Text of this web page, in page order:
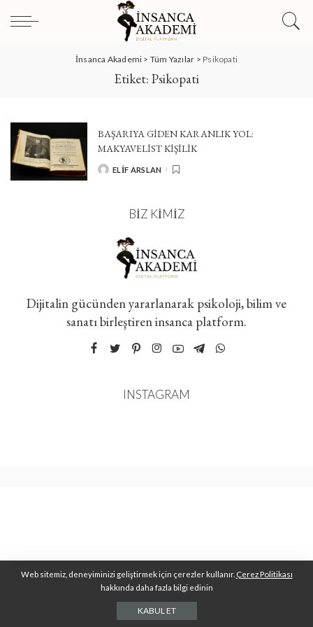
İnsanca Akademi > Tüm Yazılar > Psikopati
Etiket: Psikopati
BAŞARIYA GİDEN KARANLIK YOL:
MAKYAVELİST KİŞİLİK
POSTEDELIF ARSLAN
BIZ KIMIZ
Dijitalin gücünden yararlanarak psikoloji, bilim ve
sanatı birleştiren insanca platform.
INSTAGRAM
Web sitemiz, deneyiminizi geliştirmek için çerezler kullanır. Çerez Politikası
hakkında daha fazla bilgi edinin
KABUL ET